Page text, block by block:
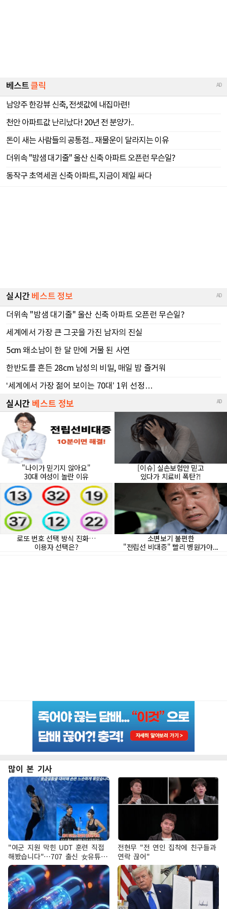
많이 본 기사
"여군 지원 막힌 UDT 훈련 직접
해봤습니다"…707 출신 女유튜버
'완벽 소화'
전현무 "전 연인 집착에 친구들과
연락 끊어"